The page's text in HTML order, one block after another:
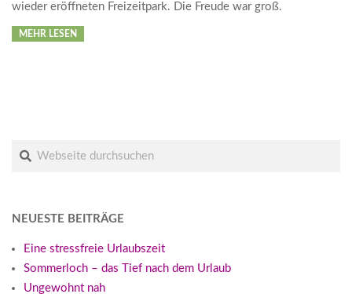
wieder eröffneten Freizeitpark. Die Freude war groß.
MEHR LESEN
Suche
NEUESTE BEITRÄGE
Eine stressfreie Urlaubszeit
Sommerloch – das Tief nach dem Urlaub
Ungewohnt nah